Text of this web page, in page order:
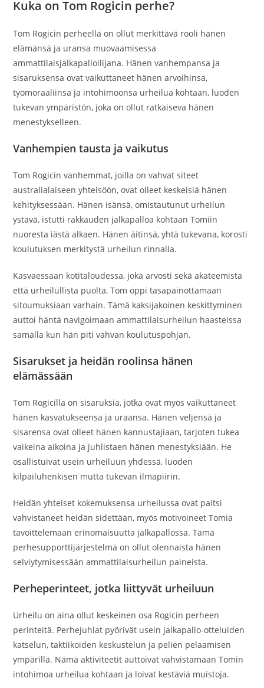
Kuka on Tom Rogicin perhe?
Tom Rogicin perheellä on ollut merkittävä rooli hänen
elämänsä ja uransa muovaamisessa
ammattilaisjalkapalloilijana. Hänen vanhempansa ja
sisaruksensa ovat vaikuttaneet hänen arvoihinsa,
työmoraaliinsa ja intohimoonsa urheilua kohtaan, luoden
tukevan ympäristön, joka on ollut ratkaiseva hänen
menestykselleen.
Vanhempien tausta ja vaikutus
Tom Rogicin vanhemmat, joilla on vahvat siteet
australialaiseen yhteisöön, ovat olleet keskeisiä hänen
kehityksessään. Hänen isänsä, omistautunut urheilun
ystävä, istutti rakkauden jalkapalloa kohtaan Tomiin
nuoresta iästä alkaen. Hänen äitinsä, yhtä tukevana, korosti
koulutuksen merkitystä urheilun rinnalla.
Kasvaessaan kotitaloudessa, joka arvosti sekä akateemista
että urheilullista puolta, Tom oppi tasapainottamaan
sitoumuksiaan varhain. Tämä kaksijakoinen keskittyminen
auttoi häntä navigoimaan ammattilaisurheilun haasteissa
samalla kun hän piti vahvan koulutuspohjan.
Sisarukset ja heidän roolinsa hänen
elämässään
Tom Rogicilla on sisaruksia, jotka ovat myös vaikuttaneet
hänen kasvatukseensa ja uraansa. Hänen veljensä ja
sisarensa ovat olleet hänen kannustajiaan, tarjoten tukea
vaikeina aikoina ja juhlistaen hänen menestyksiään. He
osallistuivat usein urheiluun yhdessä, luoden
kilpailuhenkisen mutta tukevan ilmapiirin.
Heidän yhteiset kokemuksensa urheilussa ovat paitsi
vahvistaneet heidän sidettään, myös motivoineet Tomia
tavoittelemaan erinomaisuutta jalkapallossa. Tämä
perhesupporttijärjestelmä on ollut olennaista hänen
selviytymisessään ammattilaisurheilun paineista.
Perheperinteet, jotka liittyvät urheiluun
Urheilu on aina ollut keskeinen osa Rogicin perheen
perinteitä. Perhejuhlat pyörivät usein jalkapallo-otteluiden
katselun, taktiikoiden keskustelun ja pelien pelaamisen
ympärillä. Nämä aktiviteetit auttoivat vahvistamaan Tomin
intohimoa urheilua kohtaan ja loivat kestäviä muistoja.